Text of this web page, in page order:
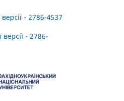
- 2786-4537
- 2786-